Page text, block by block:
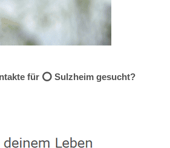
für ⭕ Sulzheim gesucht?